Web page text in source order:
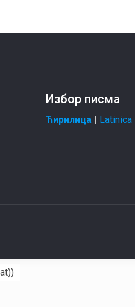
Избор писма
Ћирилица | Latinica
)